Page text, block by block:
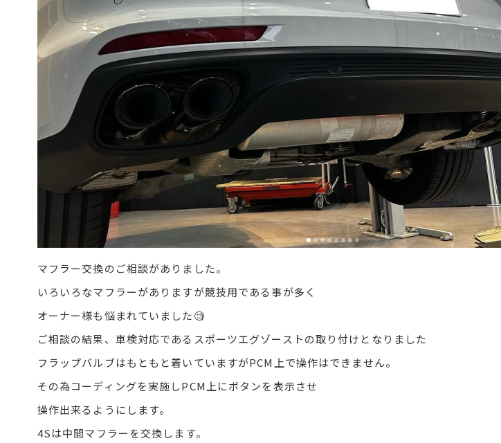
マフラー交換のご相談がありました。
いろいろなマフラーがありますが競技用である事が多く
オーナー様も悩まれていました🧐
ご相談の結果、車検対応であるスポーツエグゾーストの取り付けとなりました
フラップバルブはもともと着いていますがPCM上で操作はできません。
その為コーディングを実施しPCM上にボタンを表示させ
操作出来るようにします。
4Sは中間マフラーを交換します。